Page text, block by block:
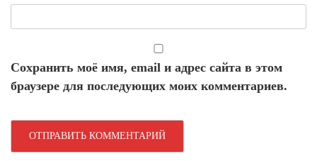
Сохранить моё имя, email и адрес сайта в этом
браузере для последующих моих комментариев.